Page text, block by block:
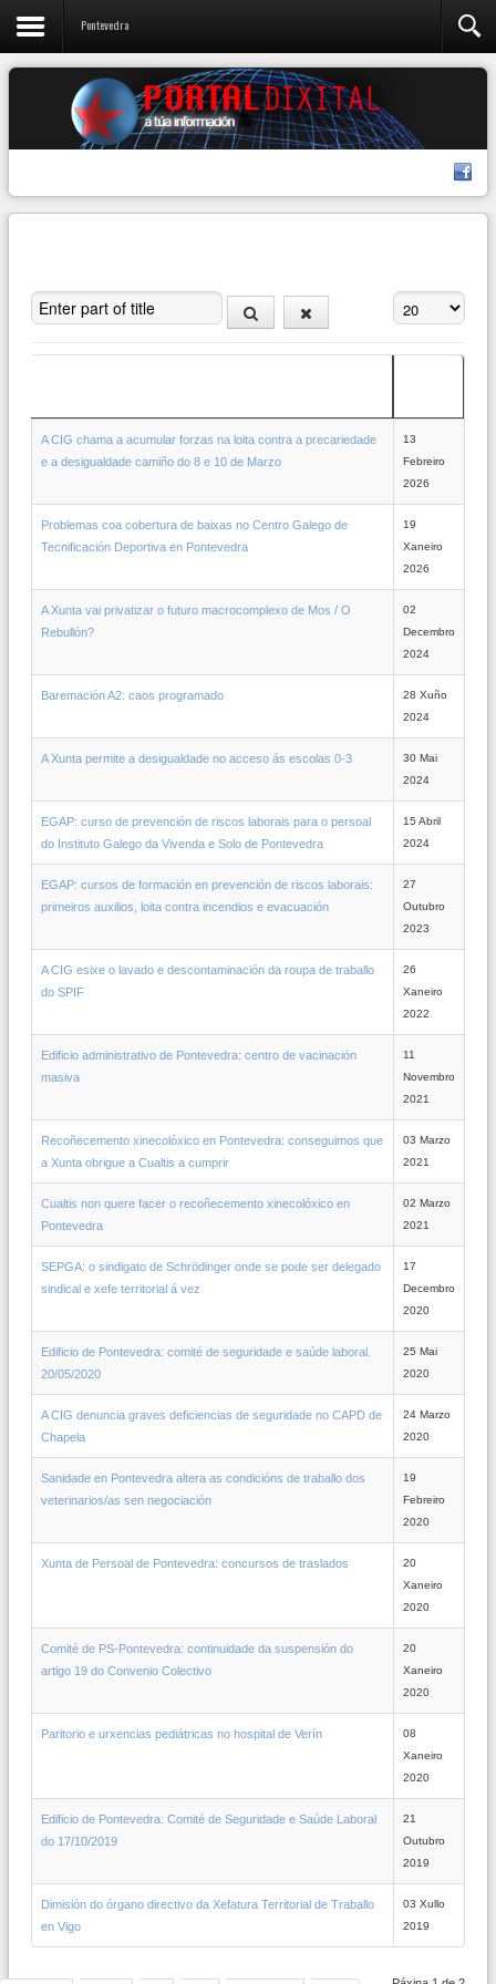
Pontevedra
Enter part of title Amosar #
A CIG chama a acumular forzas na loita contra a precariedade
e a desigualdade camiño do 8 e 10 de Marzo
13
Febreiro
2026
Problemas coa cobertura de baixas no Centro Galego de
Tecnificación Deportiva en Pontevedra
19
Xaneiro
2026
A Xunta vai privatizar o futuro macrocomplexo de Mos / O
Rebullón?
02
Decembro
2024
Baremación A2: caos programado
28 Xuño
2024
A Xunta permite a desigualdade no acceso ás escolas 0-3
30 Mai
2024
EGAP: curso de prevención de riscos laborais para o persoal
do Instituto Galego da Vivenda e Solo de Pontevedra
15 Abril
2024
EGAP: cursos de formación en prevención de riscos laborais:
primeiros auxilios, loita contra incendios e evacuación
27
Outubro
2023
A CIG esixe o lavado e descontaminación da roupa de traballo
do SPIF
26
Xaneiro
2022
Edificio administrativo de Pontevedra: centro de vacinación
masiva
11
Novembro
2021
Recoñecemento xinecolóxico en Pontevedra: conseguimos que
a Xunta obrigue a Cualtis a cumprir
03 Marzo
2021
Cualtis non quere facer o recoñecemento xinecolóxico en
Pontevedra
02 Marzo
2021
SEPGA: o sindigato de Schrödinger onde se pode ser delegado
sindical e xefe territorial á vez
17
Decembro
2020
Edificio de Pontevedra: comité de seguridade e saúde laboral.
20/05/2020
25 Mai
2020
A CIG denuncia graves deficiencias de seguridade no CAPD de
Chapela
24 Marzo
2020
Sanidade en Pontevedra altera as condicións de traballo dos
veterinarios/as sen negociación
19
Febreiro
2020
Xunta de Persoal de Pontevedra: concursos de traslados
20
Xaneiro
2020
Comité de PS-Pontevedra: continuidade da suspensión do
artigo 19 do Convenio Colectivo
20
Xaneiro
2020
Paritorio e urxencias pediátricas no hospital de Verín
08
Xaneiro
2020
Edificio de Pontevedra: Comité de Seguridade e Saúde Laboral
do 17/10/2019
21
Outubro
2019
Dimisión do órgano directivo da Xefatura Territorial de Traballo
en Vigo
03 Xullo
2019